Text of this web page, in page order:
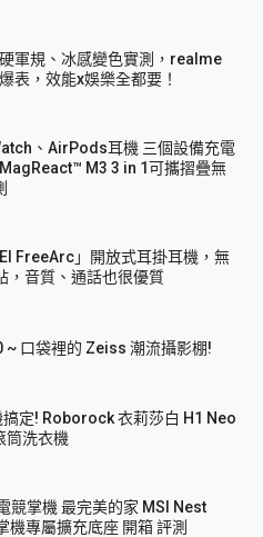
軍規、冰感變色實測，realme
表，效能x娛樂全都要！
、AirPods耳機 三個設備充電
M3 3 in 1可攜摺疊無
FreeArc」開放式耳掛耳機，無
，音質、通話也很優質
~ 口袋裡的 Zeiss 潮流攝影棚!
定! Roborock 衣莉莎白 H1 Neo
筒洗衣機
競掌機 最完美的家 MSI Nest
機專屬擴充底座 開箱 評測